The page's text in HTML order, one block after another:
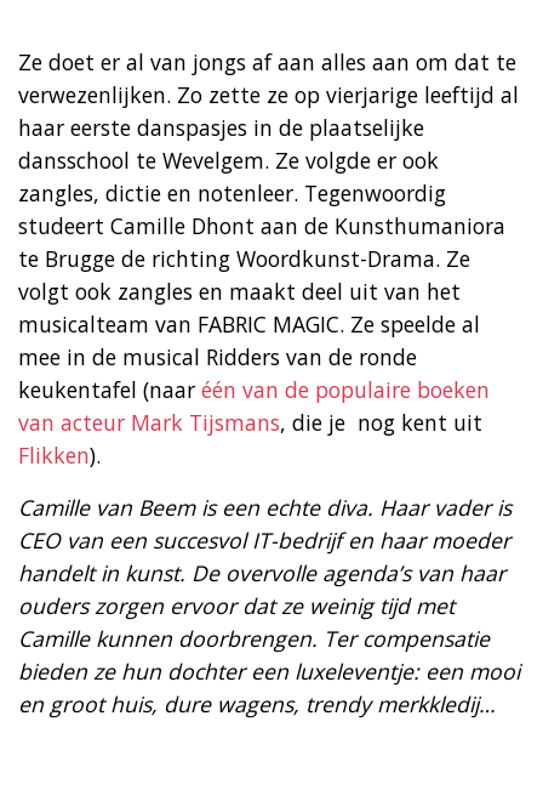
Ze doet er al van jongs af aan alles aan om dat te
verwezenlijken. Zo zette ze op vierjarige leeftijd al
haar eerste danspasjes in de plaatselijke
dansschool te Wevelgem. Ze volgde er ook
zangles, dictie en notenleer. Tegenwoordig
studeert Camille Dhont aan de Kunsthumaniora
te Brugge de richting Woordkunst-Drama. Ze
volgt ook zangles en maakt deel uit van het
musicalteam van FABRIC MAGIC. Ze speelde al
mee in de musical Ridders van de ronde
keukentafel (naar één van de populaire boeken
van acteur Mark Tijsmans, die je nog kent uit
Flikken).
Camille van Beem is een echte diva. Haar vader is
CEO van een succesvol IT-bedrijf en haar moeder
handelt in kunst. De overvolle agenda’s van haar
ouders zorgen ervoor dat ze weinig tijd met
Camille kunnen doorbrengen. Ter compensatie
bieden ze hun dochter een luxeleventje: een mooi
en groot huis, dure wagens, trendy merkkledij…